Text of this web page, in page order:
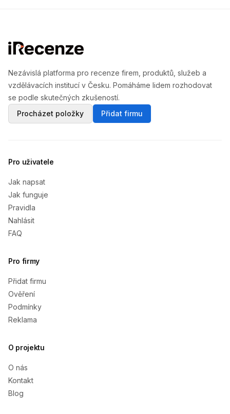
Nezávislá platforma pro recenze firem, produktů, služeb a
vzdělávacích institucí v Česku. Pomáháme lidem rozhodovat
se podle skutečných zkušeností.
Procházet položky
Přidat firmu
Pro uživatele
Jak napsat
Jak funguje
Pravidla
Nahlásit
FAQ
Pro firmy
Přidat firmu
Ověření
Podmínky
Reklama
O projektu
O nás
Kontakt
Blog